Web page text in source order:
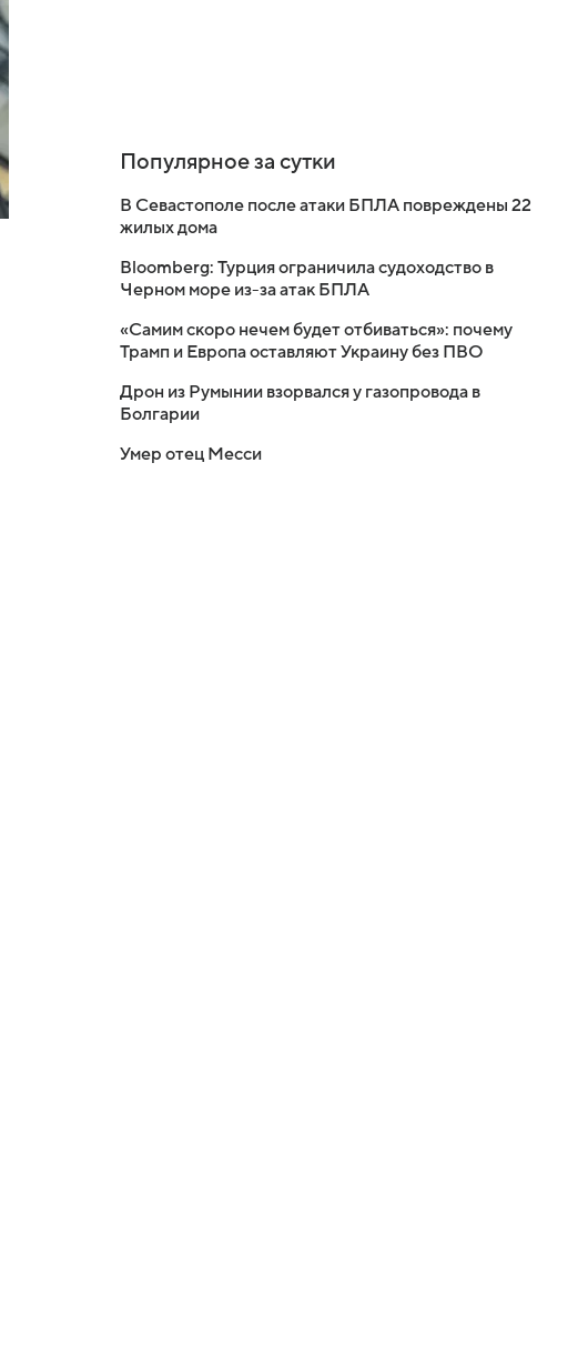
Популярное за сутки
В Севастополе после атаки БПЛА повреждены 22
жилых дома
Bloomberg: Турция ограничила судоходство в
Черном море из-за атак БПЛА
«Самим скоро нечем будет отбиваться»: почему
Трамп и Европа оставляют Украину без ПВО
Дрон из Румынии взорвался у газопровода в
Болгарии
Умер отец Месси